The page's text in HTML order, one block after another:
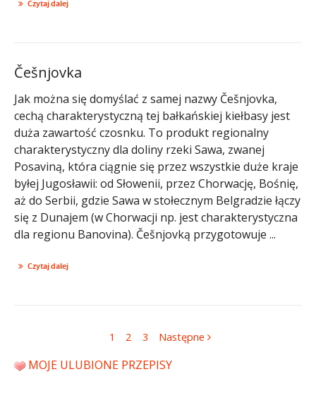
Czytaj dalej
Češnjovka
Jak można się domyślać z samej nazwy Češnjovka,
cechą charakterystyczną tej bałkańskiej kiełbasy jest
duża zawartość czosnku. To produkt regionalny
charakterystyczny dla doliny rzeki Sawa, zwanej
Posaviną, która ciągnie się przez wszystkie duże kraje
byłej Jugosławii: od Słowenii, przez Chorwację, Bośnię,
aż do Serbii, gdzie Sawa w stołecznym Belgradzie łączy
się z Dunajem (w Chorwacji np. jest charakterystyczna
dla regionu Banovina). Češnjovką przygotowuje ...
Czytaj dalej
1 2 3 Następne
MOJE ULUBIONE PRZEPISY